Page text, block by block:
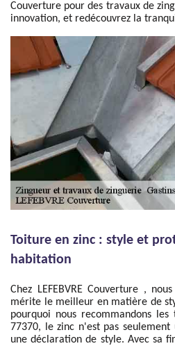
Couverture pour des travaux de
innovation, et redécouvrez la
Toiture en zinc : style et
habitation
Chez LEFEBVRE Couverture ,
mérite le meilleur en matière de
pourquoi nous recommandons
77370, le zinc n'est pas
une déclaration de style. Avec sa